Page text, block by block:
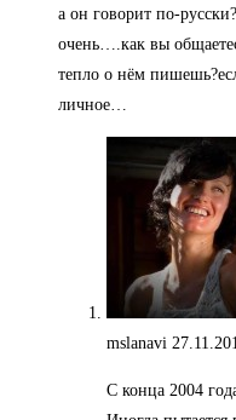
а он говорит по-
очень….как вы
тепло о нём
личное…
mslanavi
С конца 2004